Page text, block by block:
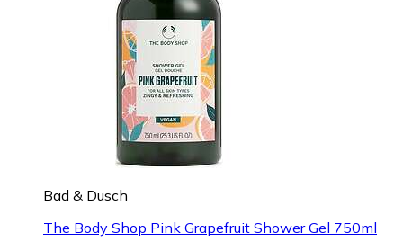
Bad & Dusch
The Body Shop Pink Grapefruit Shower Gel 750ml